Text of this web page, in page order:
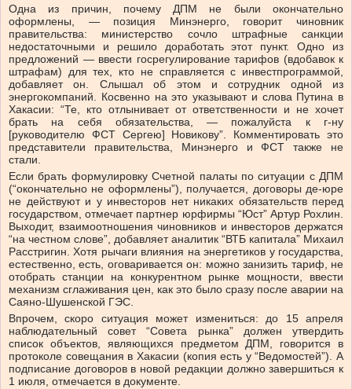
Одна из причин, почему ДПМ не были окончательно
оформлены, — позиция Минэнерго, говорит чиновник
правительства: министерство сочло штрафные санкции
недостаточными и решило доработать этот пункт. Одно из
предложений — ввести госрегулирование тарифов (вдобавок к
штрафам) для тех, кто не справляется с инвестпрограммой,
добавляет он. Слышал об этом и сотрудник одной из
энергокомпаний. Косвенно на это указывают и слова Путина в
Хакасии: “Те, кто отлынивает от ответственности и не хочет
брать на себя обязательства, — пожалуйста к г-ну
[руководителю ФСТ Сергею] Новикову”. Комментировать это
представители правительства, Минэнерго и ФСТ также не
стали.
Если брать формулировку Счетной палаты по ситуации с ДПМ
(“окончательно не оформлены”), получается, договоры де-юре
не действуют и у инвесторов нет никаких обязательств перед
государством, отмечает партнер юрфирмы “Юст” Артур Рохлин.
Выходит, взаимоотношения чиновников и инвесторов держатся
“на честном слове”, добавляет аналитик “ВТБ капитала” Михаил
Расстригин. Хотя рычаги влияния на энергетиков у государства,
естественно, есть, оговаривается он: можно занизить тариф, не
отобрать станции на конкурентном рынке мощности, ввести
механизм cглаживания цен, как это было сразу после аварии на
Саяно-Шушенской ГЭС.
Впрочем, скоро ситуация может измениться: до 15 апреля
наблюдательный совет “Совета рынка” должен утвердить
список объектов, являющихся предметом ДПМ, говорится в
протоколе совещания в Хакасии (копия есть у “Ведомостей”). А
подписание договоров в новой редакции должно завершиться к
1 июля, отмечается в документе.